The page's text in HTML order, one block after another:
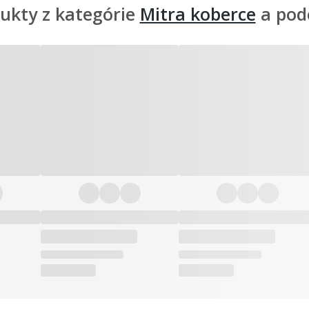
z kategórie Mitra koberce a